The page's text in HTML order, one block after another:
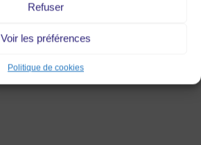
Refuser
Voir les préférences
Politique de cookies